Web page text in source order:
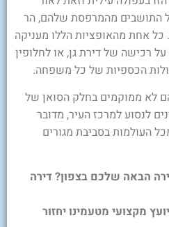
התושבים מהמרפסת שלהם, הר
אחת מהאופציות הללו מעניקה
רכישה של דירת גן, או לחלופין
לא ממוקמים בחלק הסואן של
לנסוע למרכז העיר, מדובר
העולמות בסביבת מגורים
הבאה שלכם בצפון? דירה
מקצועי מטעמינו יחזור